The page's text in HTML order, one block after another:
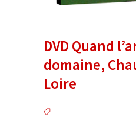
DVD Quand
domaine,
Loire